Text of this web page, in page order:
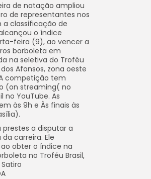
de natação ampliou
de representantes nos
a classificação de
o índice
feira (9), ao vencer a
borboleta em
na seletiva do Troféu
Afonsos, zona oeste
competição tem
(on streaming( no
no YouTube. As
às 9h e Às finais às
prestes a disputar a
carreira. Ele
obter o índice na
no Troféu Brasil,